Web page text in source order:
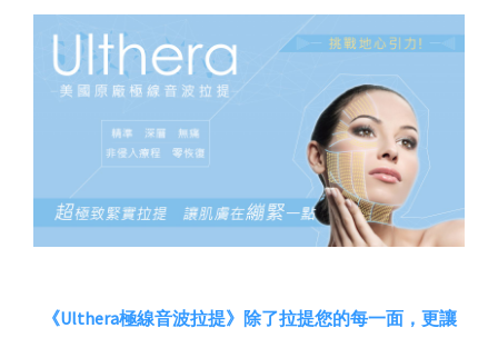
《Ulthera極線音波拉提》除了拉提您的每一面，更讓